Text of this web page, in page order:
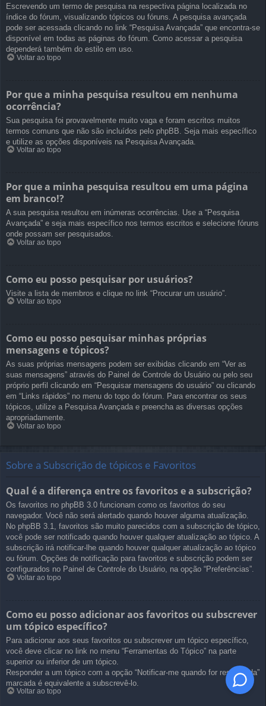
Escrevendo um termo de pesquisa na respectiva página localizada no
índice do fórum, visualizando tópicos ou fóruns. A pesquisa avançada
pode ser acessada clicando no link “Pesquisa Avançada” que encontra-se
disponível em todas as páginas do fórum. Como acessar a pesquisa
dependerá também do estilo em uso.
Voltar ao topo
Por que a minha pesquisa resultou em nenhuma
ocorrência?
Sua pesquisa foi provavelmente muito vaga e foram escritos muitos
termos comuns que não são incluídos pelo phpBB. Seja mais específico
e utilize as opções disponíveis na Pesquisa Avançada.
Voltar ao topo
Por que a minha pesquisa resultou em uma página
em branco!?
A sua pesquisa resultou em inúmeras ocorrências. Use a “Pesquisa
Avançada” e seja mais específico nos termos escritos e selecione fóruns
onde possam ser pesquisados.
Voltar ao topo
Como eu posso pesquisar por usuários?
Visite a lista de membros e clique no link “Procurar um usuário”.
Voltar ao topo
Como eu posso pesquisar minhas próprias
mensagens e tópicos?
As suas próprias mensagens podem ser exibidas clicando em “Ver as
suas mensagens” através do Painel de Controle do Usuário ou pelo seu
próprio perfil clicando em “Pesquisar mensagens do usuário” ou clicando
em “Links rápidos” no menu do topo do fórum. Para encontrar os seus
tópicos, utilize a Pesquisa Avançada e preencha as diversas opções
apropriadamente.
Voltar ao topo
Sobre a Subscrição de tópicos e Favoritos
Qual é a diferença entre os favoritos e a subscrição?
Os favoritos no phpBB 3.0 funcionam como os favoritos do seu
navegador. Você não será alertado quando houver alguma atualização.
No phpBB 3.1, favoritos são muito parecidos com a subscrição de tópico,
você pode ser notificado quando houver qualquer atualização ao tópico. A
subscrição irá notificar-lhe quando houver qualquer atualização ao tópico
ou fórum. Opções de notificação para favoritos e subscrição podem ser
configurados no Painel de Controle do Usuário, na opção “Preferências”.
Voltar ao topo
Como eu posso adicionar aos favoritos ou subscrever
um tópico específico?
Para adicionar aos seus favoritos ou subscrever um tópico específico,
você deve clicar no link no menu “Ferramentas do Tópico” na parte
superior ou inferior de um tópico.
Responder a um tópico com a opção “Notificar-me quando for respondida”
marcada é equivalente a subscrevê-lo.
Voltar ao topo